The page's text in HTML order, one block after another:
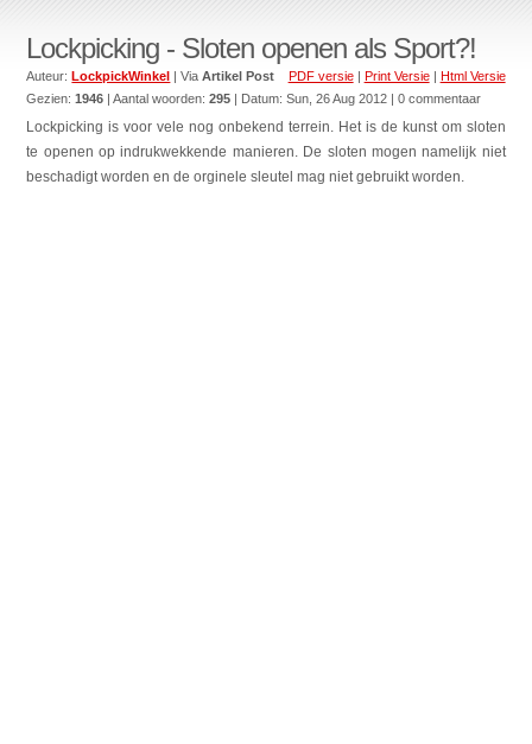
Lockpicking - Sloten openen als Sport?!
PDF versie| Print Versie| Html Versie
Auteur:LockpickWinkel | ViaArtikel Post
Gezien:1946 | Aantal woorden:295 | Datum:Sun, 26 Aug 2012 | 0 commentaar
Lockpicking is voor vele nog onbekend terrein. Het is de kunst om sloten
te openen op indrukwekkende manieren. De sloten mogen namelijk niet
beschadigt worden en de orginele sleutel mag niet gebruikt worden.